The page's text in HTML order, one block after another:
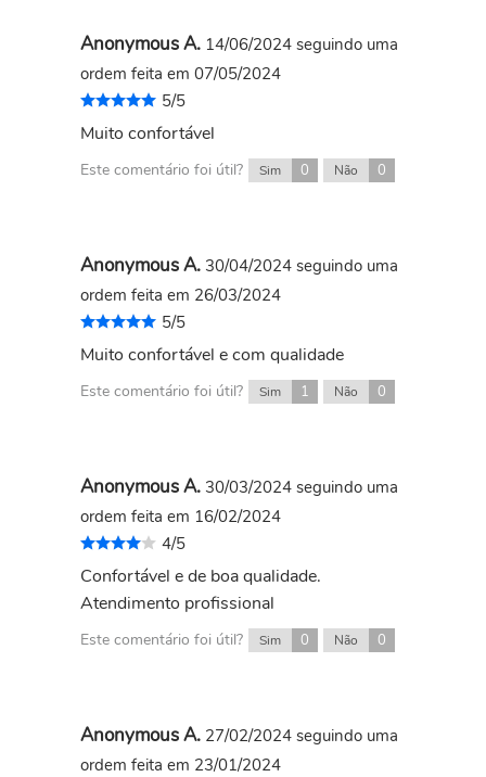
Anonymous A. 14/06/2024 seguindo uma
ordem feita em 07/05/2024
5/5
Muito confortável
Este comentário foi útil? Sim 0 Não 0
Anonymous A. 30/04/2024 seguindo uma
ordem feita em 26/03/2024
5/5
Muito confortável e com qualidade
Este comentário foi útil? Sim 1 Não 0
Anonymous A. 30/03/2024 seguindo uma
ordem feita em 16/02/2024
4/5
Confortável e de boa qualidade.
Atendimento profissional
Este comentário foi útil? Sim 0 Não 0
Anonymous A. 27/02/2024 seguindo uma
ordem feita em 23/01/2024